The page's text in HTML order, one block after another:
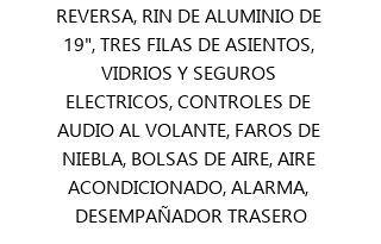
REVERSA, RIN DE ALUMINIO DE
19", TRES FILAS DE ASIENTOS,
VIDRIOS Y SEGUROS
ELECTRICOS, CONTROLES DE
AUDIO AL VOLANTE, FAROS DE
NIEBLA, BOLSAS DE AIRE, AIRE
ACONDICIONADO, ALARMA,
DESEMPAÑADOR TRASERO